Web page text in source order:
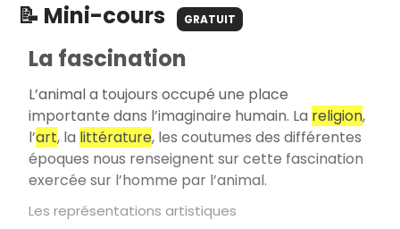
📝 Mini-cours GRATUIT
La fascination
L’animal a toujours occupé une place
importante dans l’imaginaire humain. La religion,
l’art, la littérature, les coutumes des différentes
époques nous renseignent sur cette fascination
exercée sur l’homme par l’animal.
Les représentations artistiques